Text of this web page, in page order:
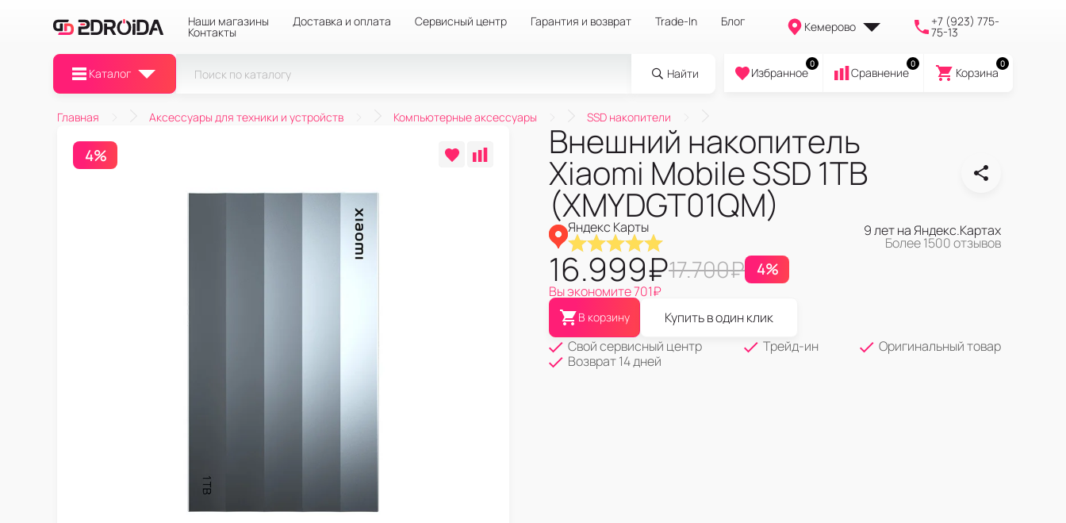
Наши магазины Доставка и оплата Сервисный центр Гарантия и возврат Trade-In Блог
Контакты Кемерово +7 (923) 775-
75-13
Каталог Найти
0
Избранное
0
Cравнение
0
Корзина
Главная Аксессуары для техники и устройств Компьютерные аксессуары SSD накопители
4% Внешний накопитель
Xiaomi Mobile SSD 1TB
(XMYDGT01QM)
Яндекс Карты 9 лет на Яндекс.Картах
Более 1500 отзывов
17.700₽
16.999₽ 4%
Вы экономите701₽
В корзину
Купить в один клик
Свой сервисный центр
Трейд-ин
Оригинальный товар
Возврат 14 дней